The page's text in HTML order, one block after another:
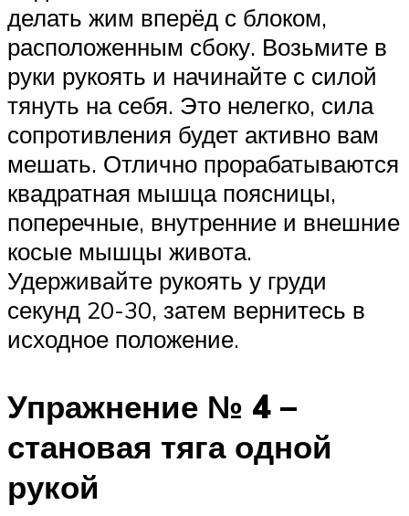
делать жим вперёд с блоком,
расположенным сбоку. Возьмите в
руки рукоять и начинайте с силой
тянуть на себя. Это нелегко, сила
сопротивления будет активно вам
мешать. Отлично прорабатываются
квадратная мышца поясницы,
поперечные, внутренние и внешние
косые мышцы живота.
Удерживайте рукоять у груди
секунд 20-30, затем вернитесь в
исходное положение.
Упражнение № 4 –
становая тяга одной
рукой